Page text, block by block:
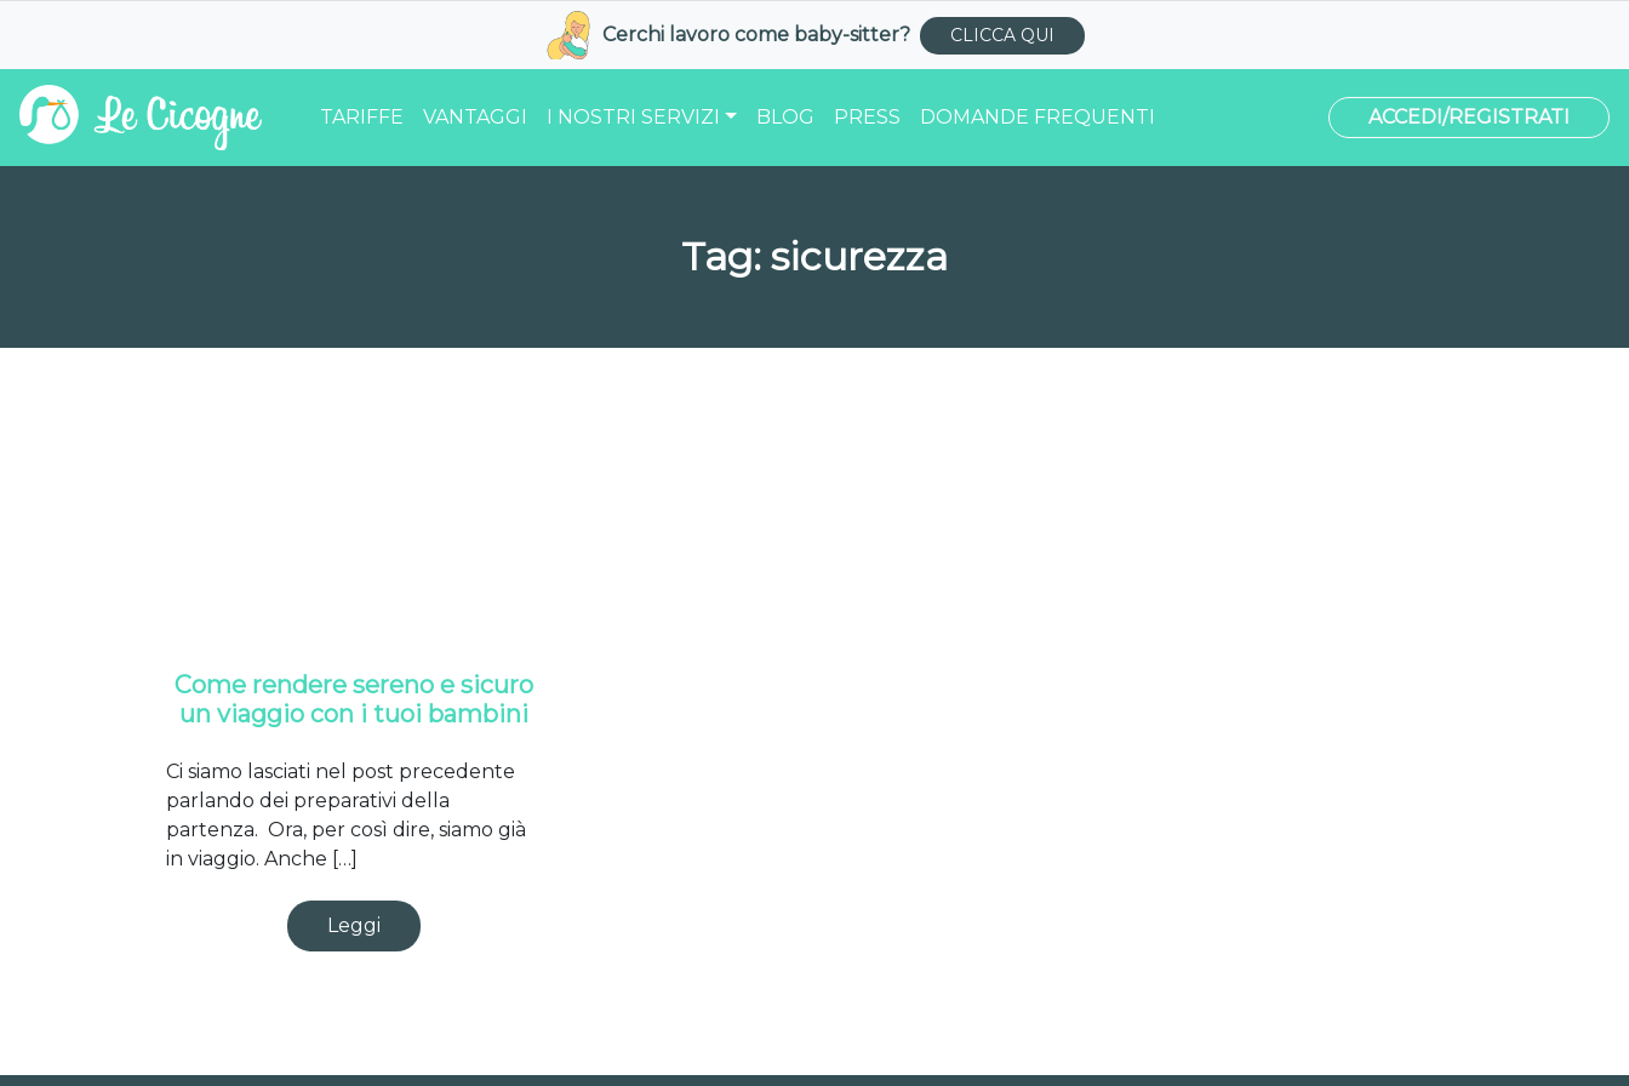
Cerchi lavoro come baby-sitter? CLICCA QUI
TARIFFE VANTAGGI I NOSTRI SERVIZI BLOG PRESS DOMANDE FREQUENTI ACCEDI/REGISTRATI
Tag: sicurezza
Come rendere sereno e sicuro
un viaggio con i tuoi bambini
Ci siamo lasciati nel post precedente
parlando dei preparativi della
partenza. Ora, per così dire, siamo già
in viaggio. Anche […]
Leggi